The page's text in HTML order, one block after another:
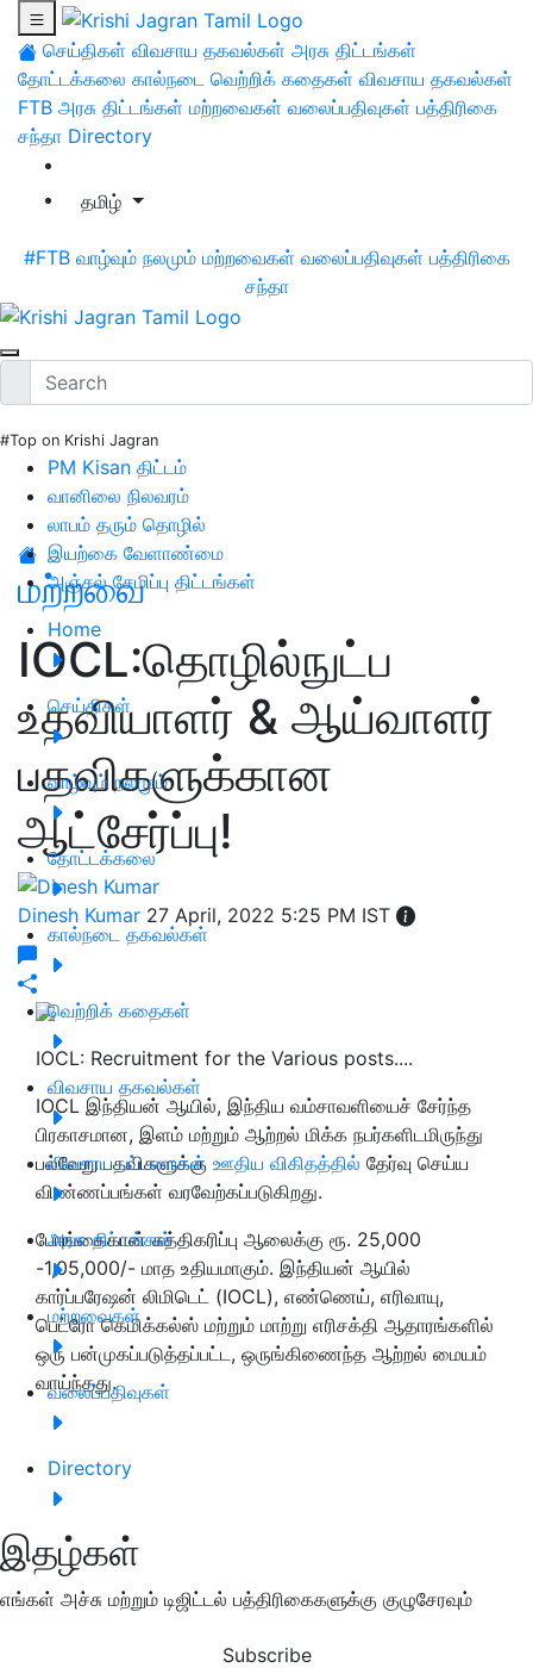
செய்திகள் விவசாய தகவல்கள் அரசு திட்டங்கள்
தோட்டக்கலை கால்நடை வெற்றிக் கதைகள் விவசாய தகவல்கள்
FTB அரசு திட்டங்கள் மற்றவைகள் வலைப்பதிவுகள் பத்திரிகை
சந்தா Directory
தமிழ்
#FTB வாழ்வும் நலமும் மற்றவைகள் வலைப்பதிவுகள் பத்திரிகை
சந்தா
#Top on Krishi Jagran
PM Kisan திட்டம்
வானிலை நிலவரம்
லாபம் தரும் தொழில்
இயற்கை வேளாண்மை
அஞ்சல் சேமிப்பு திட்டங்கள்
Home
செய்திகள்
வாழ்வும் நலமும்
தோட்டக்கலை
கால்நடை தகவல்கள்
வெற்றிக் கதைகள்
விவசாய தகவல்கள்
விவசாய பட்டறைகள்
அரசு திட்டங்கள்
மற்றவைகள்
வலைப்பதிவுகள்
Directory
இதழ்கள்
எங்கள் அச்சு மற்றும் டிஜிட்டல் பத்திரிகைகளுக்கு குழுசேரவும்
Subscribe
மற்றவை
IOCL:தொழில்நுட்ப
உதவியாளர் & ஆய்வாளர்
பதவிகளுக்கான
ஆட்சேர்ப்பு!
Dinesh Kumar 27 April, 2022 5:25 PM IST
IOCL: Recruitment for the Various posts....
IOCL இந்தியன் ஆயில், இந்திய வம்சாவளியைச் சேர்ந்த
பிரகாசமான, இளம் மற்றும் ஆற்றல் மிக்க நபர்களிடமிருந்து
பல்வேறு பதவிகளுக்கு ஊதிய விகிதத்தில் தேர்வு செய்ய
விண்ணப்பங்கள் வரவேற்கப்படுகிறது.
போங்கைகான் சுத்திகரிப்பு ஆலைக்கு ரூ. 25,000
-1,05,000/- மாத உதியமாகும். இந்தியன் ஆயில்
கார்ப்பரேஷன் லிமிடெட் (IOCL), எண்ணெய், எரிவாயு,
பெட்ரோ கெமிக்கல்ஸ் மற்றும் மாற்று எரிசக்தி ஆதாரங்களில்
ஒரு பன்முகப்படுத்தப்பட்ட, ஒருங்கிணைந்த ஆற்றல் மையம்
வாய்ந்தது.